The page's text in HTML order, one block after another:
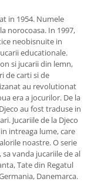
varia in functie de
online.
in 1954. Numele
norocoasa. In 1997,
neobisnuite in
educationale.
si jucarii din lemn,
de carti si de
au revolutionat
era a jocurilor. De la
au fost traduse in
Jucariile de la Djeco
intreaga lume, care
noastre. O serie
vanda jucariile de al
Tate din Regatul
Danemarca.